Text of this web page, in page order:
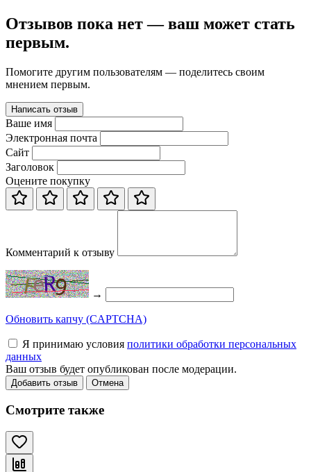
Отзывов пока нет — ваш может стать
первым.
Помогите другим пользователям — поделитесь своим
мнением первым.
Написать отзыв
Ваше имя
Электронная почта
Сайт
Заголовок
Оцените покупку
Комментарий к отзыву
→
Обновить капчу (CAPTCHA)
Я принимаю условия политики обработки персональных
данных
Ваш отзыв будет опубликован после модерации.
Добавить отзыв Отмена
Смотрите также